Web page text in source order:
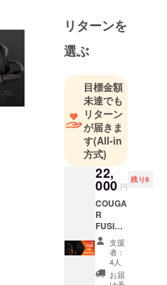
ぶ』という
ノウハウを
起点に、
お客様に新
たな『モ
ノ』、『コ
ト』のご提
案を行って
います。
リターンを
選ぶ
目標金額
未達でも
リターン
が届きま
す(All-in
方式)
22,
000 円
残り6
COUGA
R
FUSION
CAMPF
IRE限
¥5000-
支援
者：
4人
お届